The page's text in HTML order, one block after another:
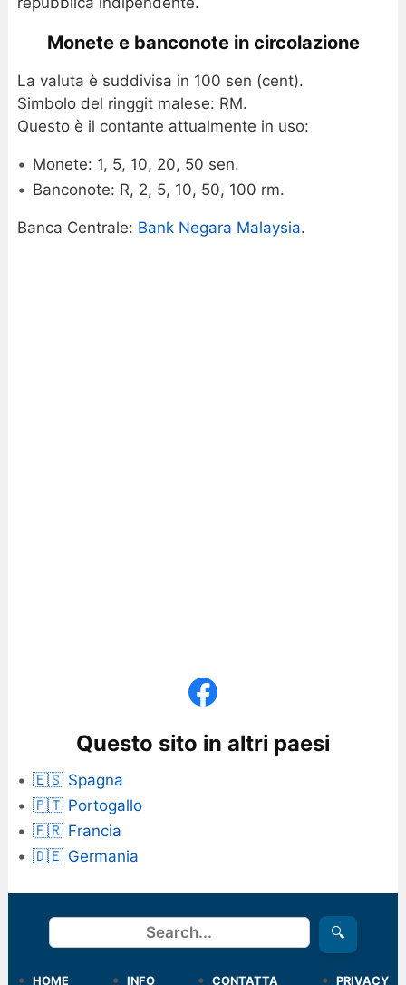
Monete e banconote in circolazione
La valuta è suddivisa in 100 sen (cent).
Simbolo del ringgit malese: RM.
Questo è il contante attualmente in uso:
Monete: 1, 5, 10, 20, 50 sen.
Banconote: R, 2, 5, 10, 50, 100 rm.
Banca Centrale: Bank Negara Malaysia.
Questo sito in altri paesi
🇪🇸 Spagna
🇵🇹 Portogallo
🇫🇷 Francia
🇩🇪 Germania
Cerca 🔍
HOME INFO CONTATTA PRIVACY